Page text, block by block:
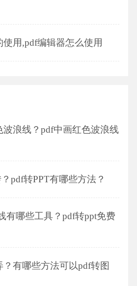
用,pdf编辑器怎么使用
波浪线？pdf中画红色波浪线
pdf转PPT有哪些方法？
有哪些工具？pdf转ppt免费
有哪些方法可以pdf转图